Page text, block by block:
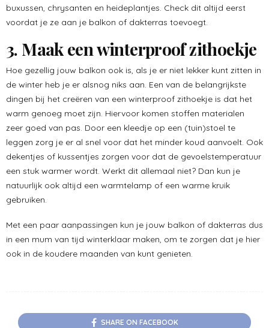
buxussen, chrysanten en heideplantjes. Check dit altijd eerst
voordat je ze aan je balkon of dakterras toevoegt.
3. Maak een winterproof zithoekje
Hoe gezellig jouw balkon ook is, als je er niet lekker kunt zitten in
de winter heb je er alsnog niks aan. Een van de belangrijkste
dingen bij het creëren van een winterproof zithoekje is dat het
warm genoeg moet zijn. Hiervoor komen stoffen materialen
zeer goed van pas. Door een kleedje op een (tuin)stoel te
leggen zorg je er al snel voor dat het minder koud aanvoelt. Ook
dekentjes of kussentjes zorgen voor dat de gevoelstemperatuur
een stuk warmer wordt. Werkt dit allemaal niet? Dan kun je
natuurlijk ook altijd een warmtelamp of een warme kruik
gebruiken.
Met een paar aanpassingen kun je jouw balkon of dakterras dus
in een mum van tijd winterklaar maken, om te zorgen dat je hier
ook in de koudere maanden van kunt genieten.
SHARE ON FACEBOOK